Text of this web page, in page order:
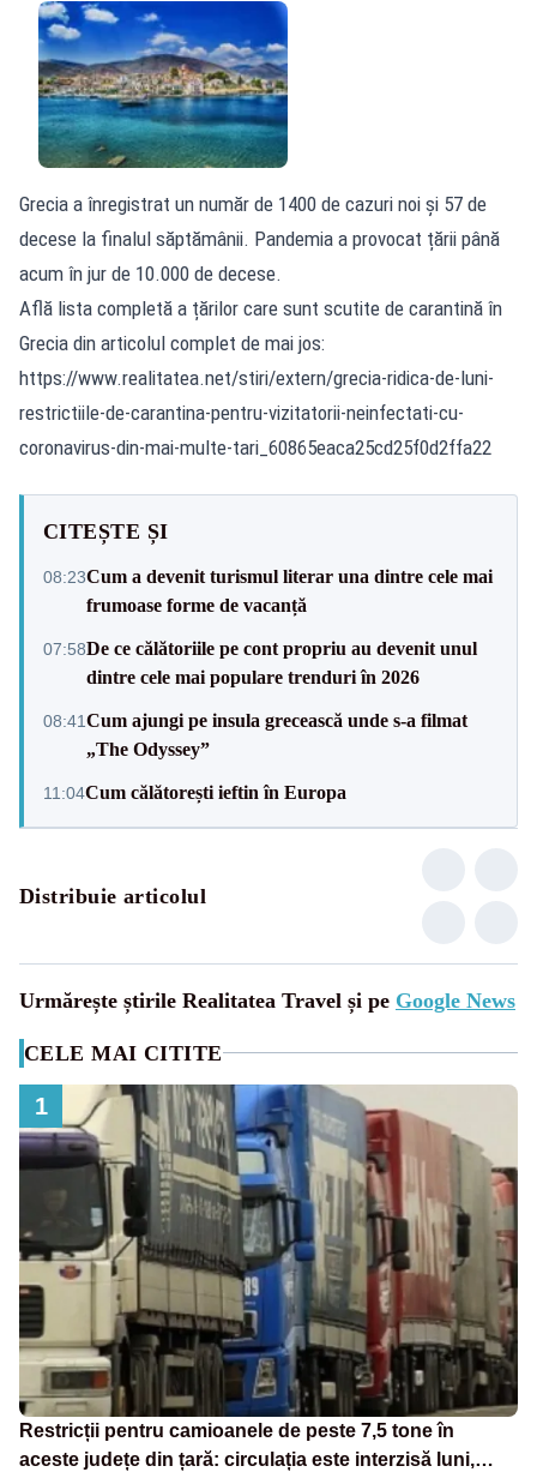
Grecia a înregistrat un număr de 1400 de cazuri noi și 57 de
decese la finalul săptămânii. Pandemia a provocat țării până
acum în jur de 10.000 de decese.
Află lista completă a țărilor care sunt scutite de carantină în
Grecia din articolul complet de mai jos:
https://www.realitatea.net/stiri/extern/grecia-ridica-de-luni-
restrictiile-de-carantina-pentru-vizitatorii-neinfectati-cu-
coronavirus-din-mai-multe-tari_60865eaca25cd25f0d2ffa22
CITEȘTE ȘI
08:23Cum a devenit turismul literar una dintre cele mai
frumoase forme de vacanță
07:58De ce călătoriile pe cont propriu au devenit unul
dintre cele mai populare trenduri în 2026
08:41Cum ajungi pe insula grecească unde s-a filmat
„The Odyssey”
11:04Cum călătorești ieftin în Europa
Distribuie articolul
Urmărește știrile Realitatea Travel și pe Google News
CELE MAI CITITE
1
Restricții pentru camioanele de peste 7,5 tone în
aceste județe din țară: circulația este interzisă luni,